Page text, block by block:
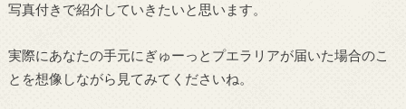
写真付きで紹介していきたいと思います。
実際にあなたの手元にぎゅーっとプエラリアが届いた場合のこ
とを想像しながら見てみてくださいね。